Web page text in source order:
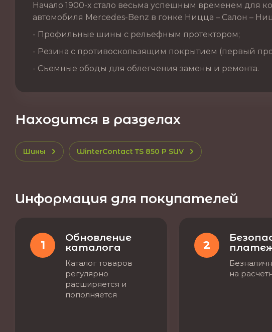
Начало 1900-х стало весьма успешным временем для
автомобиля Mercedes-Benz в гонке Ницца – Салон –
- Профильные шины с рельефным протектором;
- Резина с противоскользящим покрытием (первый
- Съемные ободы для облегчения замены и ремонта.
Находится в разделах
Шины WinterContact TS 850 P SUV
Информация для покупателей
1
Обновление
каталога
Каталог товаров
регулярно
расширяется и
пополняется
2
на